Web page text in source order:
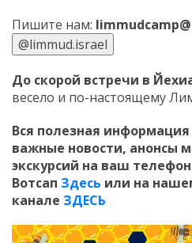
Пишите нам:
@limmud.israel
До скорой встречи в
весело и по-настоящему
Вся полезная
важные новости, анонсы
экскурсий на ваш телефон
Вотсап Здесь или на
канале ЗДЕСЬ